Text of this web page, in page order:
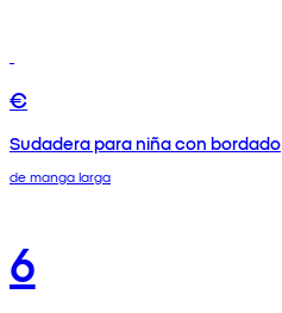
€
Sudadera para niña con bordado
de manga larga
6